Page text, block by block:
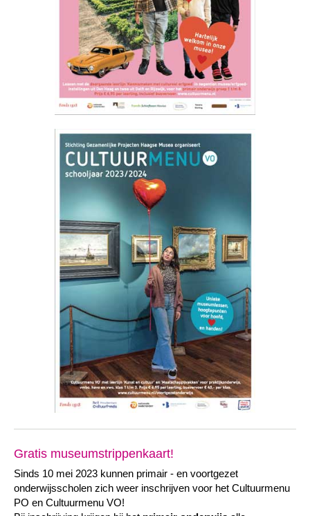
Gratis museumstrippenkaart!
Sinds 10 mei 2023 kunnen primair - en voortgezet
onderwijsscholen zich weer inschrijven voor het Cultuurmenu
PO en Cultuurmenu VO!